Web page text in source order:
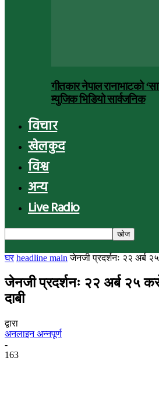
गीतकार नेपाल रानाभाटको
म्युजिक भिडियो सार्वजनिक
विचार
खेलकुद
विश्व
अन्य
Live Radio
घर headline main जेनजी प्रदर्शनः २२ अर्ब २५
जेनजी प्रदर्शनः २२ अर्ब २५
दाबी
द्वारा
अनलाइन अन्नपूर्ण
-
163